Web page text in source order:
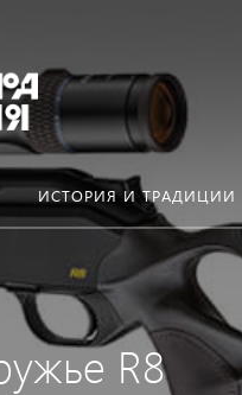
ИСТОРИЯ И ТРАДИЦИИ
R8